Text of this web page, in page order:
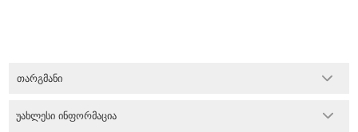
თარგმანი
უახლესი ინფორმაცია